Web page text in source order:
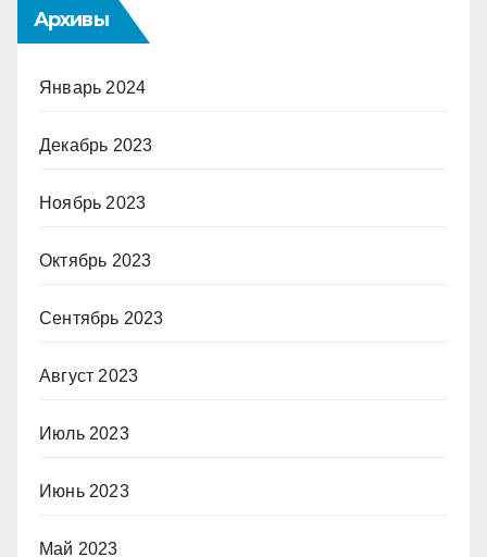
Архивы
Январь 2024
Декабрь 2023
Ноябрь 2023
Октябрь 2023
Сентябрь 2023
Август 2023
Июль 2023
Июнь 2023
Май 2023